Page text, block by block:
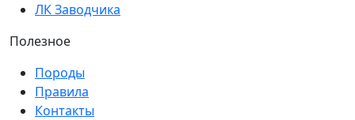
ЛК Заводчика
Полезное
Породы
Правила
Контакты